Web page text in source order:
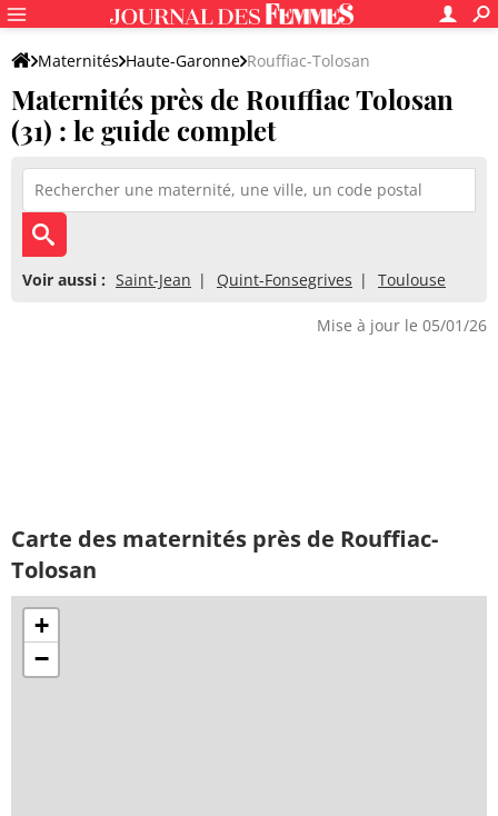
Maternités Haute-Garonne Rouffiac-Tolosan
Maternités près de Rouffiac Tolosan
(31) : le guide complet
Voir aussi : Saint-Jean Quint-Fonsegrives Toulouse
Mise à jour le 05/01/26
Carte des maternités près de Rouffiac-
Tolosan
+
−